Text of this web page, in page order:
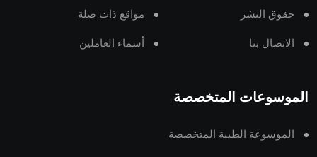
حقوق النشر مواقع ذات صلة
الاتصال بنا أسماء العاملين
الموسوعات المتخصصة
الموسوعة الطبية المتخصصة